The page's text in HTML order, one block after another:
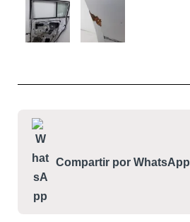
Compartir por WhatsApp